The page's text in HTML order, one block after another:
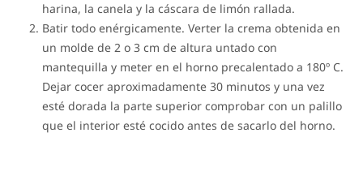
harina, la canela y la cáscara de limón rallada.
Batir todo enérgicamente. Verter la crema obtenida en
un molde de 2 o 3 cm de altura untado con
mantequilla y meter en el horno precalentado a 180º C.
Dejar cocer aproximadamente 30 minutos y una vez
esté dorada la parte superior comprobar con un palillo
que el interior esté cocido antes de sacarlo del horno.